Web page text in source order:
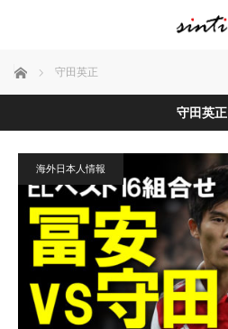
ホーム 守田英正
守田英正
海外日本人情報